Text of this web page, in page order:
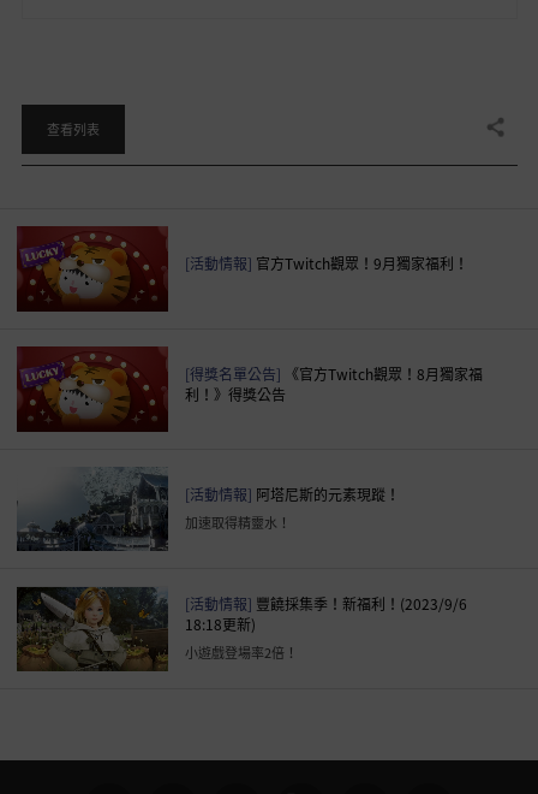
查看列表 分享
[活動情報] 官方Twitch觀眾！9月獨家福利！
[得獎名單公告] 《官方Twitch觀眾！8月獨家福
利！》得獎公告
[活動情報] 阿塔尼斯的元素現蹤！
加速取得精靈水！
[活動情報] 豐饒採集季！新福利！(2023/9/6
18:18更新)
小遊戲登場率2倍！